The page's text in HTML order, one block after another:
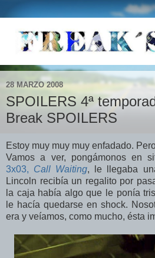
28 MARZO 2008
SPOILERS 4ª
Break SPOILERS
Estoy muy muy muy enfadado.
Vamos a ver, pongámonos en
3x03, Call Waiting, le llegaba
Lincoln recibía un regalito por
la caja había algo que le ponía
le hacía quedarse en shock.
era y veíamos, como mucho, ésta